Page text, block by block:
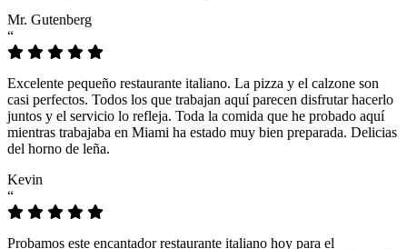
Mr. Gutenberg
“
Excelente pequeño restaurante italiano. La pizza y el calzone son
casi perfectos. Todos los que trabajan aquí parecen disfrutar hacerlo
juntos y el servicio lo refleja. Toda la comida que he probado aquí
mientras trabajaba en Miami ha estado muy bien preparada. Delicias
del horno de leña.
Kevin
“
Probamos este encantador restaurante italiano hoy para el